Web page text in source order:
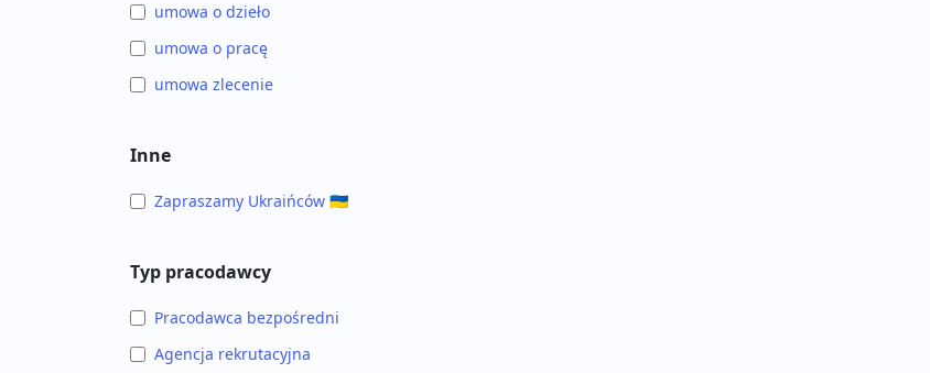
umowa o dzieło
umowa o pracę
umowa zlecenie
Inne
Zapraszamy Ukraińców 🇺🇦
Typ pracodawcy
Pracodawca bezpośredni
Agencja rekrutacyjna